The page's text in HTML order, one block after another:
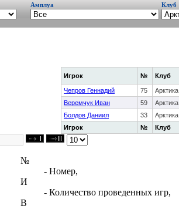
Амплуа Клуб
Игрок № Клуб
Игрок № Клуб
Чепров Геннадий 75 Арктика
Веремчук Иван
59 Арктика
Болдов Даниил
33 Арктика
№
- Номер,
И
- Количество проведенных игр,
В